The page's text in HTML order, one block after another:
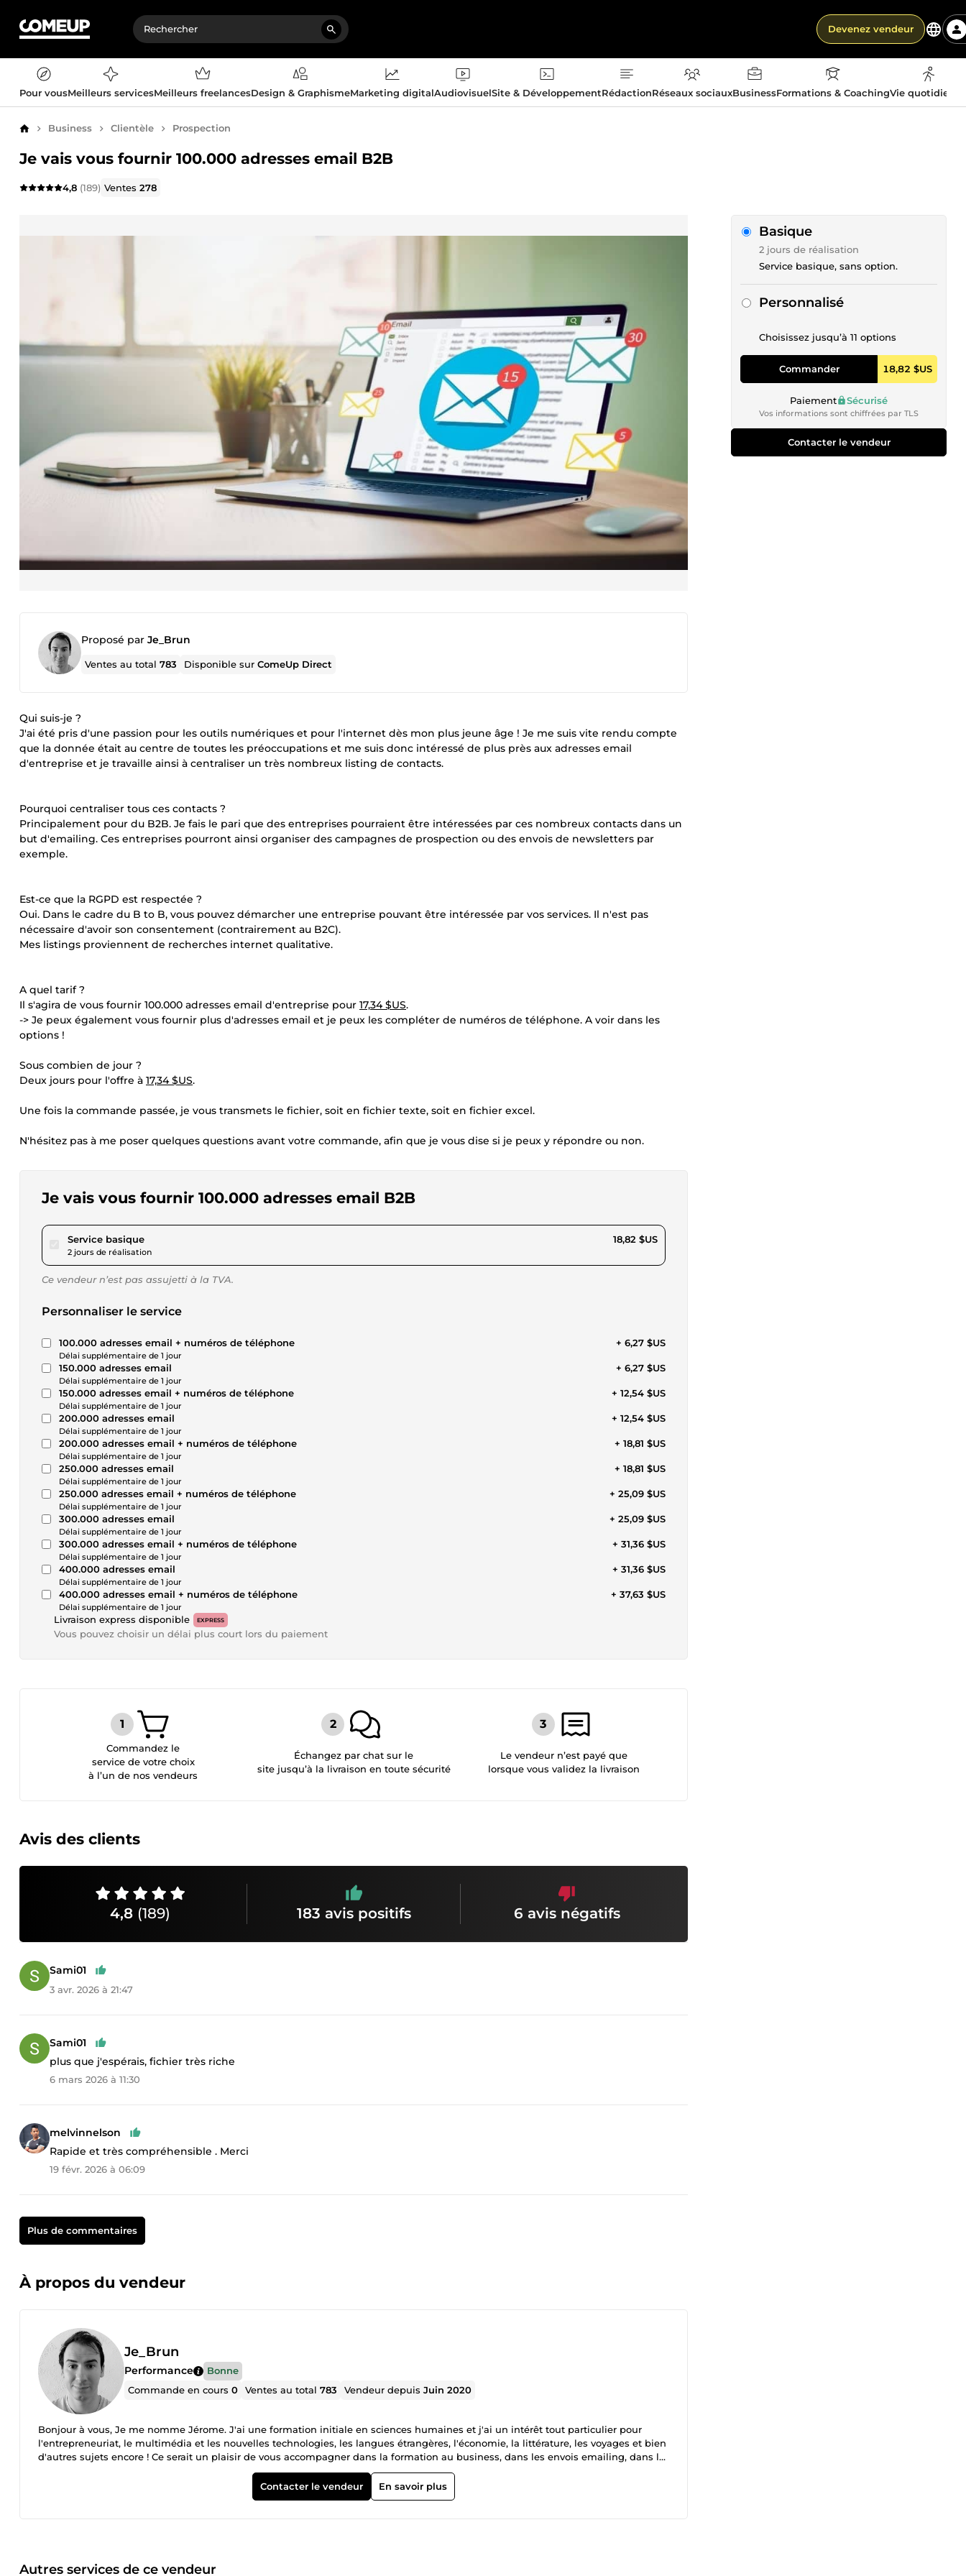
Devenez vendeur
Pour vousMeilleurs servicesMeilleurs freelancesDesign & GraphismeMarketing digitalAudiovisuelSite & DéveloppementRédactionRéseaux sociauxBusinessFormations & CoachingVie
AccueilBusiness Clientèle Prospection
Je vais vous fournir 100.000 adresses email B2B
4,8 (189) Ventes278
Proposé par Je_Brun
Ventes au total783 Disponible surComeUp Direct
Qui suis-je ?
J'ai été pris d'une passion pour les outils numériques et pour l'internet dès mon plus jeune âge ! Je me suis vite rendu compte
que la donnée était au centre de toutes les préoccupations et me suis donc intéressé de plus près aux adresses email
d'entreprise et je travaille ainsi à centraliser un très nombreux listing de contacts.
Pourquoi centraliser tous ces contacts ?
Principalement pour du B2B. Je fais le pari que des entreprises pourraient être intéressées par ces nombreux contacts dans un
but d'emailing. Ces entreprises pourront ainsi organiser des campagnes de prospection ou des envois de newsletters par
exemple.
Est-ce que la RGPD est respectée ?
Oui. Dans le cadre du B to B, vous pouvez démarcher une entreprise pouvant être intéressée par vos services. Il n'est pas
nécessaire d'avoir son consentement (contrairement au B2C).
Mes listings proviennent de recherches internet qualitative.
A quel tarif ?
Il s'agira de vous fournir 100.000 adresses email d'entreprise pour 17,34 $US.
-> Je peux également vous fournir plus d'adresses email et je peux les compléter de numéros de téléphone. A voir dans les
options !
Sous combien de jour ?
Deux jours pour l'offre à 17,34 $US.
Une fois la commande passée, je vous transmets le fichier, soit en fichier texte, soit en fichier excel.
N'hésitez pas à me poser quelques questions avant votre commande, afin que je vous dise si je peux y répondre ou non.
Je vais vous fournir 100.000 adresses email B2B
Service basiquepour 17,34 $US
2 jours de réalisation
18,82 $US
Ce vendeur n’est pas assujetti à la TVA.
Personnaliser le service
100.000 adresses email + numéros de téléphone
Délai supplémentaire de 1 jour
+ 6,27 $US
150.000 adresses email
Délai supplémentaire de 1 jour
+ 6,27 $US
150.000 adresses email + numéros de téléphone
Délai supplémentaire de 1 jour
+ 12,54 $US
200.000 adresses email
Délai supplémentaire de 1 jour
+ 12,54 $US
200.000 adresses email + numéros de téléphone
Délai supplémentaire de 1 jour
+ 18,81 $US
250.000 adresses email
Délai supplémentaire de 1 jour
+ 18,81 $US
250.000 adresses email + numéros de téléphone
Délai supplémentaire de 1 jour
+ 25,09 $US
300.000 adresses email
Délai supplémentaire de 1 jour
+ 25,09 $US
300.000 adresses email + numéros de téléphone
Délai supplémentaire de 1 jour
+ 31,36 $US
400.000 adresses email
Délai supplémentaire de 1 jour
+ 31,36 $US
400.000 adresses email + numéros de téléphone
Délai supplémentaire de 1 jour
+ 37,63 $US
Livraison express disponible EXPRESS
Vous pouvez choisir un délai plus court lors du paiement
Basique
2 jours de réalisation
Service basique, sans option.
Personnalisé
Choisissez jusqu’à 11 options
Commander 18,82 $US
Paiement Sécurisé
Vos informations sont chiffrées par TLS
Contacter le vendeur
Commandez le
service de votre choix
à l’un de nos vendeurs
Échangez par chat sur le
site jusqu’à la livraison en toute sécurité
Le vendeur n’est payé que
lorsque vous validez la livraison
Avis des clients
4,8 (189) 183 avis positifs 6 avis négatifs
Sami01
3 avr. 2026 à 21:47
Sami01
plus que j'espérais, fichier très riche
6 mars 2026 à 11:30
melvinnelson
Rapide et très compréhensible . Merci
19 févr. 2026 à 06:09
Plus de commentaires
À propos du vendeur
Je_Brun
Performance
Bonne
Commande en cours0 Ventes au total783 Vendeur depuisJuin 2020
Bonjour à vous, Je me nomme Jérome. J'ai une formation initiale en sciences humaines et j'ai un intérêt tout particulier pour
l'entrepreneuriat, le multimédia et les nouvelles technologies, les langues étrangères, l'économie, la littérature, les voyages et bien
d'autres sujets encore ! Ce serait un plaisir de vous accompagner dans la formation au business, dans les envois emailing, dans la
traduction de documents, dans la correction et/ou la reformulation de texte, dans la lecture d'e-books ou dans vos révisions :)
Contacter le vendeur
En savoir plus
Autres services de ce vendeur